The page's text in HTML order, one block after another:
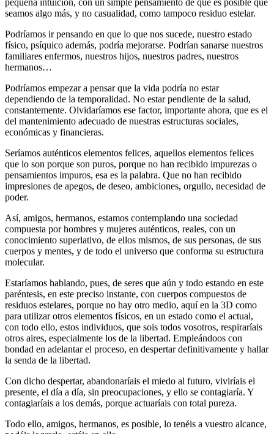
seamos algo más, y no casualidad, como tampoco residuo estelar.
Podríamos ir pensando en que lo que nos sucede, nuestro estado
físico, psíquico además, podría mejorarse. Podrían sanarse nuestros
familiares enfermos, nuestros hijos, nuestros padres, nuestros
hermanos…
Podríamos empezar a pensar que la vida podría no estar
dependiendo de la temporalidad. No estar pendiente de la salud,
constantemente. Olvidaríamos ese factor, importante ahora, que es el
del mantenimiento adecuado de nuestras estructuras sociales,
económicas y financieras.
Seríamos auténticos elementos felices, aquellos elementos felices
que lo son porque son puros, porque no han recibido impurezas o
pensamientos impuros, esa es la palabra. Que no han recibido
impresiones de apegos, de deseo, ambiciones, orgullo, necesidad de
poder.
Así, amigos, hermanos, estamos contemplando una sociedad
compuesta por hombres y mujeres auténticos, reales, con un
conocimiento superlativo, de ellos mismos, de sus personas, de sus
cuerpos y mentes, y de todo el universo que conforma su estructura
molecular.
Estaríamos hablando, pues, de seres que aún y todo estando en este
paréntesis, en este preciso instante, con cuerpos compuestos de
residuos estelares, porque no hay otro medio, aquí en la 3D como
para utilizar otros elementos físicos, en un estado como el actual,
con todo ello, estos individuos, que sois todos vosotros, respiraríais
otros aires, especialmente los de la libertad. Empleándoos con
bondad en adelantar el proceso, en despertar definitivamente y hallar
la senda de la libertad.
Con dicho despertar, abandonaríais el miedo al futuro, viviríais el
presente, el día a día, sin preocupaciones, y ello se contagiaría. Y
contagiaríais a los demás, porque actuaríais con total pureza.
Todo ello, amigos, hermanos, es posible, lo tenéis a vuestro alcance,